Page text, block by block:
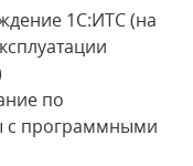
1С:ИТС (на
по
с программными